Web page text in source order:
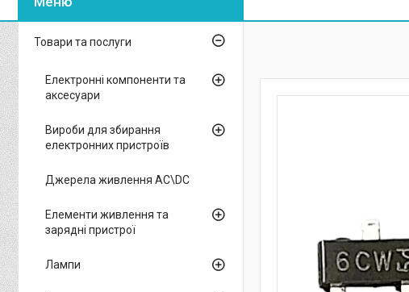
Товари та послуги
Електронні компоненти та
аксесуари
Вироби для збирання
електронних пристроїв
Джерела живлення AC\DC
Елементи живлення та
зарядні пристрої
Лампи